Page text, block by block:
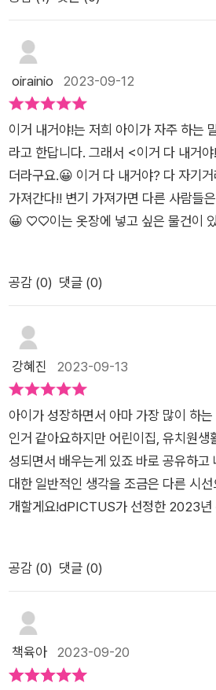
을 주면 자존감만 약해질 뿐이다. 눈에
는 안이한 생각으로 함부로 치웠다가
록 도와줘야 한다. 아이가 왜 그 물건에
준다면, 아이도 자신의 마음을 차분히
친구들과 활발하게 뛰어는 아이들 가
을 보이는 아이는 거의 없다고 하니,
요한 교육이자 처방은 역시 놀이라고 할
자기 물건을 친구와 공유하는 게 서툰
선하고 재밌는 방식으로 풀어 나간다.
읽으면 좋을 듯 하다.
를 제공 받아 읽고, 솔직하게 작성하였
다내거야, #클라라페르손, #샬롯라멜,
아이책카페, #서평
함께한 이거 다 내거야유아아이들부터
쥐 인형을 갖고 놀게하고싶지않아요.엄
고기, 낚시대, 이것도 저것도 이것도..몇
그림 레고성.. 살리는 모두 옷장에 밀어
도 내거살리는 엄마까지 옷장으로 쑥
코까지 니코에게 안녕? 인사할 새도없이
고 우당당탕옷장에 있던 것들이 한꺼번
아이들은 어릴수록 내것을 함께하는게
내꺼 다 내꺼동생에게 뺏기는것만 같
같아서 라는 우리아이들 마지막 니코는 어찌했을까요 ?친구들
는 이야기로 함께 나눔의 이유 기쁨을
야다내꺼! 다내꺼 아이들이있다면 엄마
서추천드려요 . #그림책 #이거다내거야#나무말미#책육아#그
림책방#유아도서#초등도서#나눔의중요
oirainio 2023-09-12
이거 내거야!는 저희 아이가 자주 하는
라고 한답니다. 그래서 <이거 다 내거
더라구요.😀 이거 다 내거야? 다 자기
가져간다!! 변기 가져가면 다른 사람들
😀 ♡♡이는 옷장에 넣고 싶은 물건이
장에 물건을 넣기 시작합니다. 기차도
욕조까지도요.🥰 으악 엄마까지 넣어버
물건들이 쏟아지죠. 아이들은 그 안에
답니다. 모두 다 내꺼라며 옷장에 다 숨
도 또 그 안에서 재미를 찾아 노는 아이
에 의하여 작성함]
공감 (0) 댓글 (0)
강혜진 2023-09-13
아이가 성장하면서 아마 가장 많이 하
인거 같아요하지만 어린이집, 유치원생
성되면서 배우는게 있죠 바로 공유하고
대한 일반적인 생각을 조금은 다른 시
개할게요!dPICTUS가 선정한 2023년
다는 것을 깨닫는 이야기가 있어요!​“내
한 적이 있을 거예요. 어느 시기 아이들
거운 것은 아니지요. ​어릴수록 자기 물
않은 일입니다. ‘내 거’라는 소유의 개념
공유의 개념은 나중에 생기니까요. 주인공 살리도 공유를 자연스
공감 (0) 댓글 (0)
책육아 2023-09-20